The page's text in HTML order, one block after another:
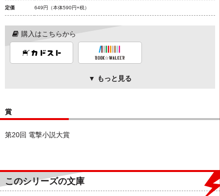
定価 649円 （本体590円+税）
購入はこちらから
▼ もっと見る
賞
第20回 電撃小説大賞
このシリーズの文庫